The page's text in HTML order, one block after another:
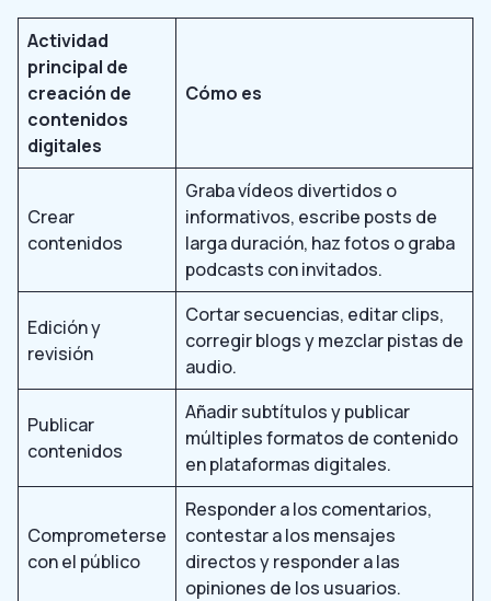
Actividad
principal de
creación de
contenidos
digitales
Cómo es
Crear
contenidos
Graba vídeos divertidos o
informativos, escribe posts de
larga duración, haz fotos o graba
podcasts con invitados.
Edición y
revisión
Cortar secuencias, editar clips,
corregir blogs y mezclar pistas de
audio.
Publicar
contenidos
Añadir subtítulos y publicar
múltiples formatos de contenido
en plataformas digitales.
Comprometerse
con el público
Responder a los comentarios,
contestar a los mensajes
directos y responder a las
opiniones de los usuarios.